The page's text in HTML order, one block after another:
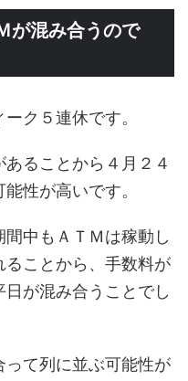
が混み合うので
ク５連休です。
ることから４月２４
性が高いです。
中もＡＴＭは稼動し
ことから、手数料が
が混み合うことでし
って列に並ぶ可能性が